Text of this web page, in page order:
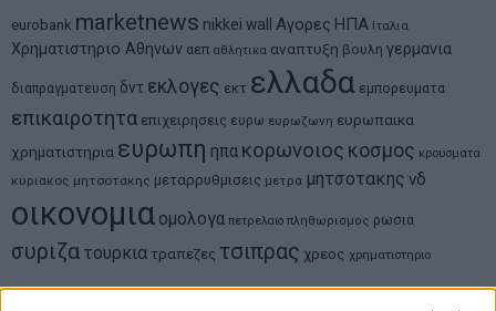
eurobank marketnews nikkei wall Αγορες ΗΠΑ Ιταλια
Χρηματιστηριο Αθηνων αεπ αθλητικα αναπτυξη βουλη γερμανια
διαπραγματευση δντ εκλογες εκτ ελλαδα εμπορευματα
επικαιροτητα επιχειρησεις ευρω ευρωζωνη ευρωπαικα
χρηματιστηρια ευρωπη ηπα κορωνοιος κοσμος κρουσματα
κυριακος μητσοτακης μεταρρυθμισεις μετρα μητσοτακης νδ
οικονομια ομολογα πετρελαιο πληθωρισμος ρωσια
συριζα τουρκια τραπεζες τσιπρας χρεος χρηματιστηριο